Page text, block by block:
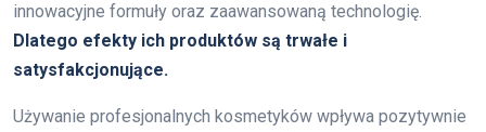
innowacyjne formuły oraz zaawansowaną technologię.
Dlatego efekty ich produktów są trwałe i
satysfakcjonujące.
Używanie profesjonalnych kosmetyków wpływa pozytywnie